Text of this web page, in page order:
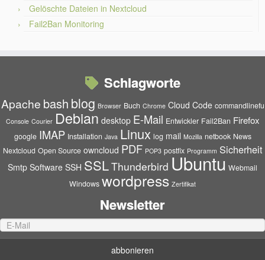
Gelöschte Dateien in Nextcloud
Fail2Ban Monitoring
Schlagworte
Apache bash blog Browser Buch Chrome Cloud Code commandlinefu
Console Courier Debian desktop E-Mail Entwickler Fail2Ban Firefox
google IMAP Installation Java Linux log mail Mozilla netbook News
Nextcloud Open Source owncloud PDF POP3 postfix Programm Sicherheit
Smtp Software SSH SSLThunderbird Ubuntu Webmail
Windows wordpress Zertifikat
Newsletter